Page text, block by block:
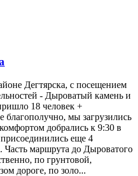
Дегтярска, с посещением
- Дыроватый камень и
18 человек +
благополучно, мы загрузились
добрались к 9:30 в
еще 4
Часть маршрута до Дыроватого
по грунтовой,
дороге, по золо...